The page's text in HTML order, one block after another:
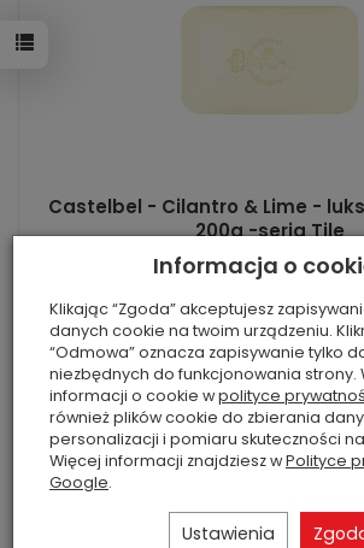
Castelbel - Cilantro & Lime -
200g -seria Tile
Żywy i zielony zapach, który
59,99 zł
Do koszyka
Informacja o
Klikając “Zgoda” akceptujesz
danych cookie na twoim urządzeniu.
“Odmowa” oznacza zapisywanie tylko
niezbędnych do funkcjonowania strony.
informacji o cookie wpolityce
również plików cookie do zbierania
personalizacji i pomiaru skuteczności
Więcej informacji znajdziesz wPolityce
Google.
Ustawienia